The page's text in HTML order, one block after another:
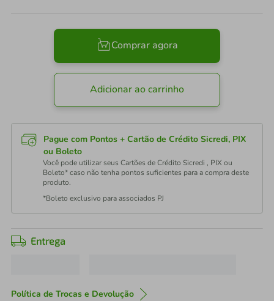
Comprar agora
Adicionar ao carrinho
Pague com Pontos + Cartão de Crédito Sicredi, PIX
ou Boleto
Você pode utilizar seus Cartões de Crédito Sicredi , PIX ou
Boleto* caso não tenha pontos suficientes para a compra deste
produto.
*Boleto exclusivo para associados PJ
Entrega
Política de Trocas e Devolução